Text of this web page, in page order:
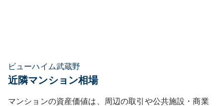
ビューハイム武蔵野
近隣マンション相場
マンションの資産価値は、周辺の取引や公共施設・商業